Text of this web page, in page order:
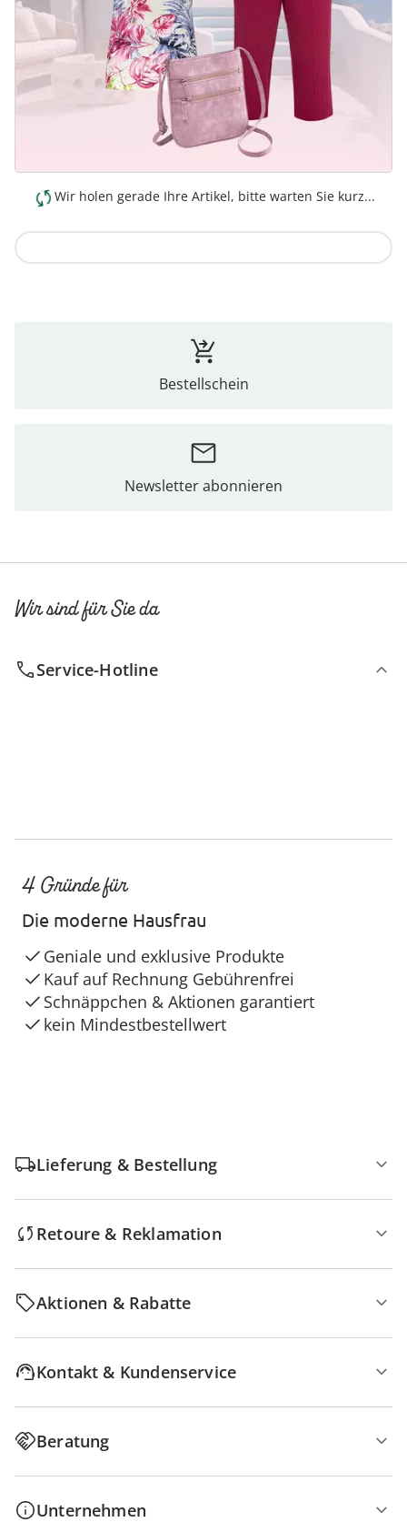
Wir holen gerade Ihre Artikel, bitte warten Sie kurz...
Bestellschein
Newsletter abonnieren
Wir sind für Sie da
Service-Hotline
4 Gründe für
Die moderne Hausfrau
Geniale und exklusive Produkte
Kauf auf Rechnung Gebührenfrei
Schnäppchen & Aktionen garantiert
kein Mindestbestellwert
Lieferung & Bestellung
Retoure & Reklamation
Aktionen & Rabatte
Kontakt & Kundenservice
Beratung
Unternehmen